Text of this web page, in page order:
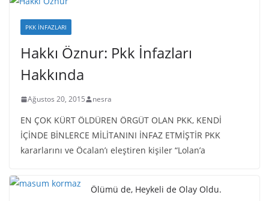
PKK İNFAZLARI
Hakkı Öznur: Pkk İnfazları
Hakkında
Ağustos 20, 2015 nesra
EN ÇOK KÜRT ÖLDÜREN ÖRGÜT OLAN PKK, KENDİ
İÇİNDE BİNLERCE MİLİTANINI İNFAZ ETMİŞTİR PKK
kararlarını ve Öcalan’ı eleştiren kişiler “Lolan’a
Ölümü de, Heykeli de Olay Oldu.